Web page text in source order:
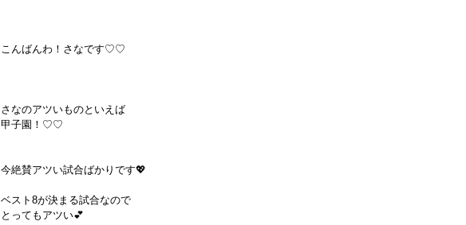
こんばんわ！さなです♡♡
さなのアツいものといえば
甲子園！♡♡
今絶賛アツい試合ばかりです💖
ベスト8が決まる試合なので
とってもアツい💕